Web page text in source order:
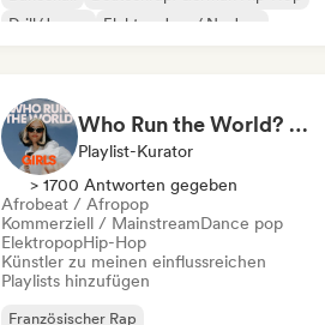
Drill/Jersey
Elektro-Jazz / Nu Jazz
Who Run the World? Girls! 🔥 Female Empowerment Pop & Girl-Power Anthems
Playlist-Kurator
> 1700 Antworten gegeben
Afrobeat / Afropop
Kommerziell / MainstreamDance pop
ElektropopHip-Hop
Künstler zu meinen einflussreichen
Playlists hinzufügen
Französischer Rap